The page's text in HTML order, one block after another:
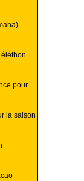
pour
la saison